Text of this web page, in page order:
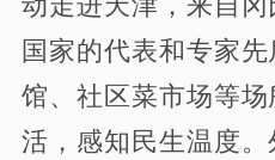
动走进天津，来自
国家的代表和专家
馆、社区菜市场等
活，感知民生温度